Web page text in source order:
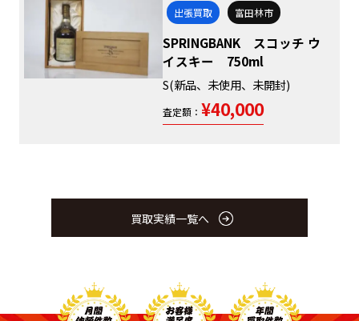
出張買取 富田林市
SPRINGBANK スコッチ ウ
イスキー 750ml
S(新品、未使用、未開封)
査定額： ¥40,000
買取実績一覧へ